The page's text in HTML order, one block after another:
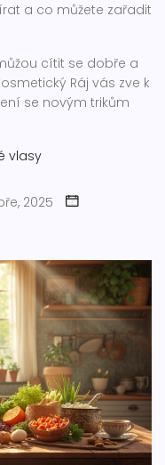
a co můžete zařadit
cítit se dobře a
Ráj vás zve k
se novým trikům
vlasy
2025